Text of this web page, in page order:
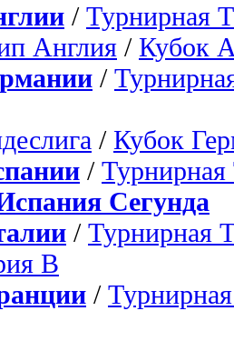
/ Турнирная
Англия / Кубок
/
/ Кубок
/ Турнирная
Сегунда
/ Турнирная
B
/